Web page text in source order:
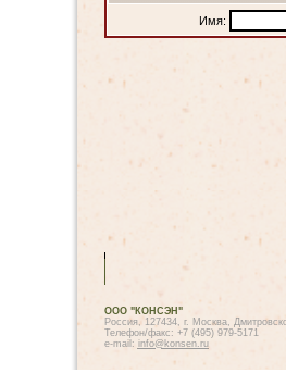
Имя:
ООО "КОНСЭН"
Россия, 127434, г. Москва,
Телефон/факс: +7 (495) 979-5171
e-mail: info@konsen.ru